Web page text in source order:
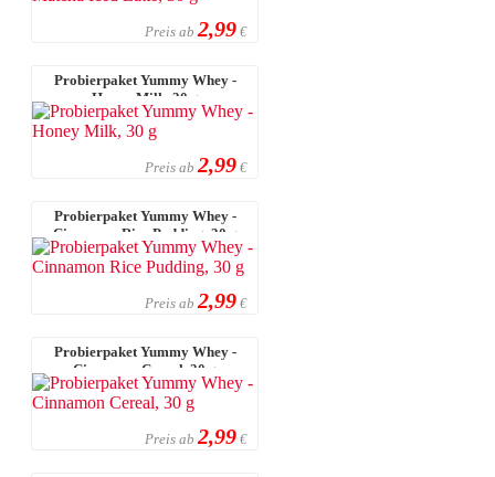
Preis ab 2,99 €
Probierpaket Yummy Whey -
Honey Milk, 30 g
Preis ab 2,99 €
Probierpaket Yummy Whey -
Cinnamon Rice Pudding, 30 g
Preis ab 2,99 €
Probierpaket Yummy Whey -
Cinnamon Cereal, 30 g
Preis ab 2,99 €